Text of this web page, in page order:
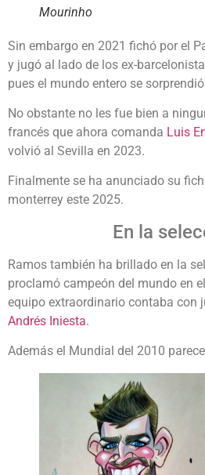
Mourinho
Sin embargo en 2021 fichó por el
y jugó al lado de los ex-
pues el mundo entero se
No obstante no les fue bien a
francés que ahora comanda Luis
volvió al Sevilla en 2023.
Finalmente se ha anunciado su
monterrey este 2025.
En la
Ramos también ha brillado en la
proclamó campeón del mundo en
equipo extraordinario contaba con
Andrés Iniesta.
Además el Mundial del 2010